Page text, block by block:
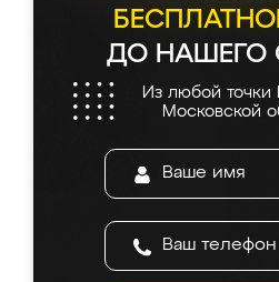
ДО НАШЕГО
Из любой точки
Московской